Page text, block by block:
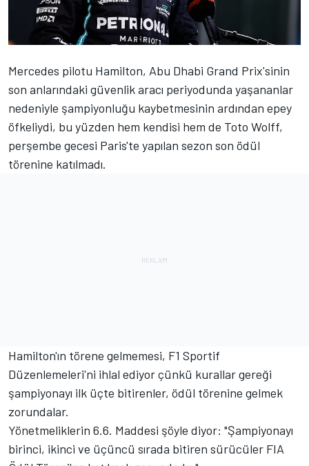
Mercedes pilotu Hamilton, Abu Dhabi Grand Prix'sinin
son anlarındaki güvenlik aracı periyodunda yaşananlar
nedeniyle şampiyonluğu kaybetmesinin ardından epey
öfkeliydi, bu yüzden hem kendisi hem de Toto Wolff,
perşembe gecesi Paris'te yapılan sezon son ödül
törenine katılmadı.
Hamilton'ın törene gelmemesi, F1 Sportif
Düzenlemeleri'ni ihlal ediyor çünkü kurallar gereği
şampiyonayı ilk üçte bitirenler, ödül törenine gelmek
zorundalar.
Yönetmeliklerin 6.6. Maddesi şöyle diyor: "Şampiyonayı
birinci, ikinci ve üçüncü sırada bitiren sürücüler FIA